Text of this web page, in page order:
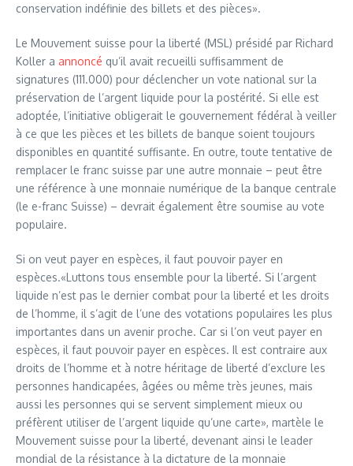
conservation indéfinie des billets et des pièces».
Le Mouvement suisse pour la liberté (MSL) présidé par Richard
Koller a annoncé qu’il avait recueilli suffisamment de
signatures (111.000) pour déclencher un vote national sur la
préservation de l’argent liquide pour la postérité. Si elle est
adoptée, l’initiative obligerait le gouvernement fédéral à veiller
à ce que les pièces et les billets de banque soient toujours
disponibles en quantité suffisante. En outre, toute tentative de
remplacer le franc suisse par une autre monnaie – peut être
une référence à une monnaie numérique de la banque centrale
(le e-franc Suisse) – devrait également être soumise au vote
populaire.
Si on veut payer en espèces, il faut pouvoir payer en
espèces.«Luttons tous ensemble pour la liberté. Si l’argent
liquide n’est pas le dernier combat pour la liberté et les droits
de l’homme, il s’agit de l’une des votations populaires les plus
importantes dans un avenir proche. Car si l’on veut payer en
espèces, il faut pouvoir payer en espèces. Il est contraire aux
droits de l’homme et à notre héritage de liberté d’exclure les
personnes handicapées, âgées ou même très jeunes, mais
aussi les personnes qui se servent simplement mieux ou
préfèrent utiliser de l’argent liquide qu’une carte», martèle le
Mouvement suisse pour la liberté, devenant ainsi le leader
mondial de la résistance à la dictature de la monnaie